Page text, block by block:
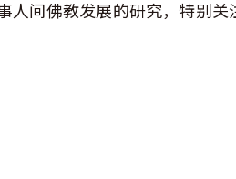
间佛教发展的研究，特别关